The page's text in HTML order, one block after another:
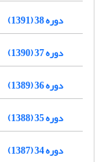
دوره 38 (1391)
دوره 37 (1390)
دوره 36 (1389)
دوره 35 (1388)
دوره 34 (1387)